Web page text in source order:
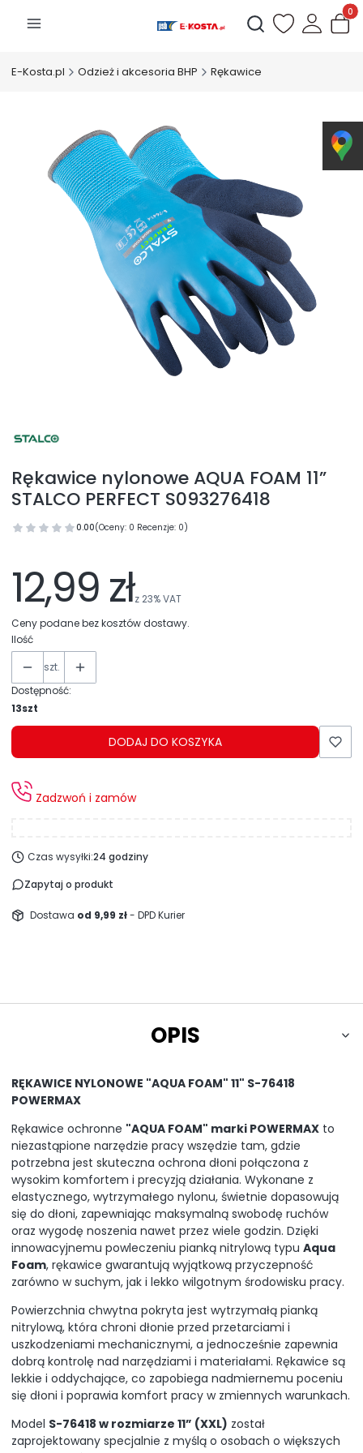
Otwórz wyszukiwarkę
E-Kosta.pl Odzież i akcesoria BHP Rękawice
Rękawice nylonowe AQUA FOAM 11”
STALCO PERFECT S093276418
0.00(Oceny: 0 Recenzje: 0)
12,99 złz 23%VAT
Ceny podane bez kosztów dostawy.
Ilość
szt.
Dostępność:
13szt
DODAJ DO KOSZYKA
Zadzwoń i zamów
Czas wysyłki:24 godziny
Zapytaj o produkt
Dostawa od 9,99 zł- DPD Kurier
OPIS
RĘKAWICE NYLONOWE "AQUA FOAM" 11" S-76418
POWERMAX
Rękawice ochronne "AQUA FOAM" marki POWERMAX to
niezastąpione narzędzie pracy wszędzie tam, gdzie
potrzebna jest skuteczna ochrona dłoni połączona z
wysokim komfortem i precyzją działania. Wykonane z
elastycznego, wytrzymałego nylonu, świetnie dopasowują
się do dłoni, zapewniając maksymalną swobodę ruchów
oraz wygodę noszenia nawet przez wiele godzin. Dzięki
innowacyjnemu powleczeniu pianką nitrylową typu Aqua
Foam, rękawice gwarantują wyjątkową przyczepność
zarówno w suchym, jak i lekko wilgotnym środowisku pracy.
Powierzchnia chwytna pokryta jest wytrzymałą pianką
nitrylową, która chroni dłonie przed przetarciami i
uszkodzeniami mechanicznymi, a jednocześnie zapewnia
dobrą kontrolę nad narzędziami i materiałami. Rękawice są
lekkie i oddychające, co zapobiega nadmiernemu poceniu
się dłoni i poprawia komfort pracy w zmiennych warunkach.
Model S-76418 w rozmiarze 11” (XXL) został
zaprojektowany specjalnie z myślą o osobach o większych